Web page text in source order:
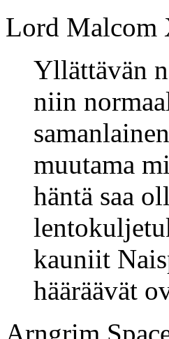
Lord Malcom
Yllättävän
niin
muutama
häntä saa
kauniit
hääräävät
Arngrim